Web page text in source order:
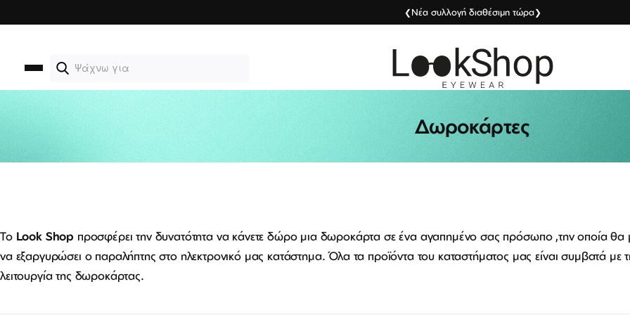
❮ Νέα συλλογή διαθέσιμη τώρα❯
Δωροκάρτες
Το Look Shop προσφέρει την δυνατότητα να κάνετε δώρο μια δωροκάρτα σε ένα αγαπημένο σας πρόσωπο ,την οποία θα
να εξαργυρώσει ο παραλήπτης στο ηλεκτρονικό μας κατάστημα. Όλα τα προϊόντα του καταστήματος μας είναι συμβατά με
λειτουργία της δωροκάρτας.